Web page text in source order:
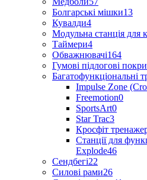
Болгарські мішки13
Кувалди4
Модульна станція для
Таймери4
Обважнювачі164
Гумові підлогові
Багатофункціональні
Impulse Zone
Freemotion0
SportsArt0
Star Trac3
Кросфіт
Станції для
Explode46
Сендбегі22
Силові рами26